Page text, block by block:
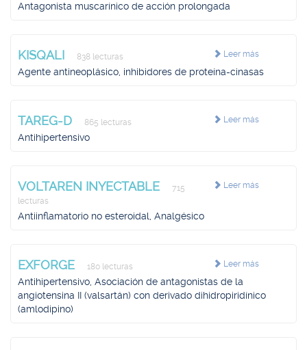
Antagonista muscarínico de acción prolongada
Leer más
KISQALI 838 lecturas
Agente antineoplásico, inhibidores de proteína-cinasas
Leer más
TAREG-D 865 lecturas
Antihipertensivo
Leer más
VOLTAREN INYECTABLE
715
lecturas
Antiinflamatorio no esteroidal, Analgésico
Leer más
EXFORGE 180 lecturas
Antihipertensivo, Asociación de antagonistas de la
angiotensina II (valsartán) con derivado dihidropiridínico
(amlodipino)